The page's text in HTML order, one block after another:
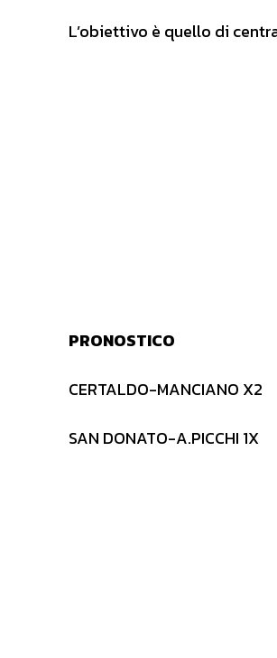
L’obiettivo è quello di
PRONOSTICO
CERTALDO-MANCIANO X2
SAN DONATO-A.PICCHI 1X